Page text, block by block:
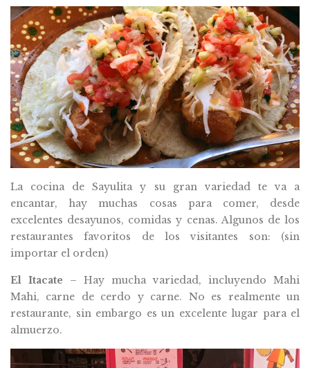
La cocina de Sayulita y su gran variedad te va a
encantar, hay muchas cosas para comer, desde
excelentes desayunos, comidas y cenas. Algunos de los
restaurantes favoritos de los visitantes son: (sin
importar el orden)
El Itacate – Hay mucha variedad, incluyendo Mahi
Mahi, carne de cerdo y carne. No es realmente un
restaurante, sin embargo es un excelente lugar para el
almuerzo.